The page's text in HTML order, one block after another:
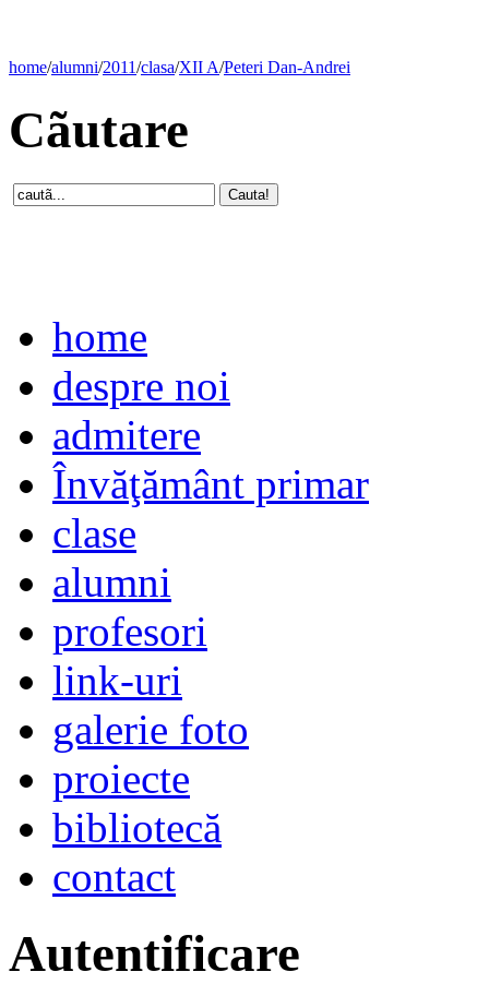
home/alumni/2011/clasa/XII A/Peteri Dan-Andrei
Cãutare
home
despre noi
admitere
Învăţământ primar
clase
alumni
profesori
link-uri
galerie foto
proiecte
bibliotecă
contact
Autentificare